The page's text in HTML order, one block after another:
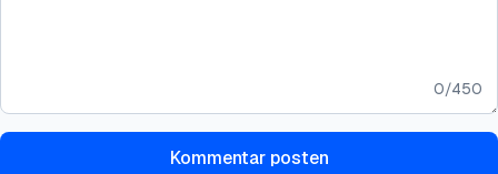
0/450
Kommentar posten